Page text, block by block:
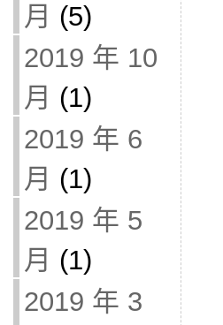
月 (5)
2019 年 10
月 (1)
2019 年 6
月 (1)
2019 年 5
月 (1)
2019 年 3